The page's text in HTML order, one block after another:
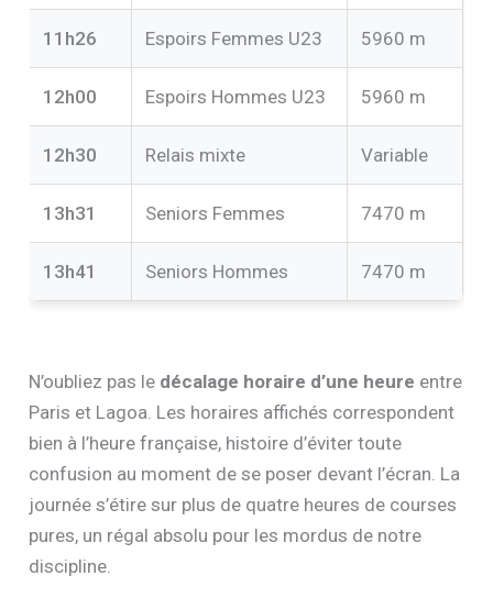
11h26 Espoirs Femmes U23 5960 m
12h00 Espoirs Hommes U23 5960 m
12h30 Relais mixte Variable
13h31 Seniors Femmes 7470 m
13h41 Seniors Hommes 7470 m
N’oubliez pas le décalage horaire d’une heure entre
Paris et Lagoa. Les horaires affichés correspondent
bien à l’heure française, histoire d’éviter toute
confusion au moment de se poser devant l’écran. La
journée s’étire sur plus de quatre heures de courses
pures, un régal absolu pour les mordus de notre
discipline.